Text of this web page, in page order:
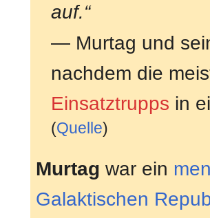
auf.“
— Murtag und
nachdem die
Einsatztrupps in
(Quelle)
Murtag war ein
Galaktischen